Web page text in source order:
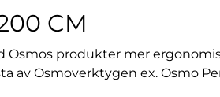
CM
produkter mer
av Osmoverktygen ex. Osmo